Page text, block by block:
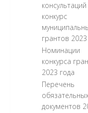
конкурс
грантов 2023
Номинации
конкурса
2023 года
Перечень
документов